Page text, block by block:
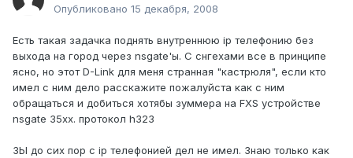
Опубликовано 15 декабря, 2008
Есть такая задачка поднять внутреннюю ip телефонию без
выхода на город через nsgate'ы. С снгехами все в принципе
ясно, но этот D-Link для меня странная "кастрюля", если кто
имел с ним дело расскажите пожалуйста как с ним
обращаться и добиться хотябы зуммера на FXS устройстве
nsgate 35xx. протокол h323
ЗЫ до сих пор с ip телефонией дел не имел. Знаю только как